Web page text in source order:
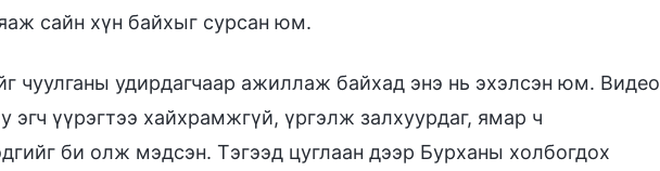
сайн хүн байхыг сурсан юм.
чуулганы удирдагчаар ажиллаж байхад энэ нь эхэлсэн юм. Видео
үүрэгтээ хайхрамжгүй, үргэлж залхуурдаг, ямар ч
би олж мэдсэн. Тэгээд цуглаан дээр Бурханы холбогдох